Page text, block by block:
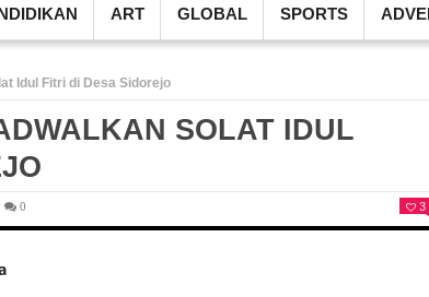
ART GLOBAL SPORTS
Idul Fitri di Desa Sidorejo
SOLAT IDUL
0 3